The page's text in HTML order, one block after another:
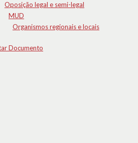
Oposição legal e semi-legal
MUD
Organismos regionais e locais
Documento